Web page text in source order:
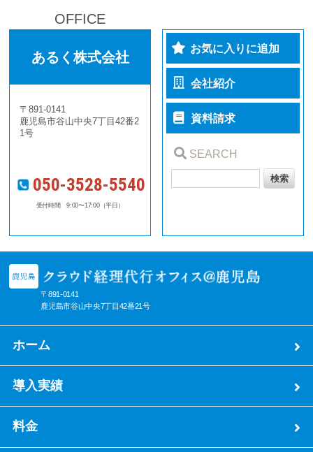
OFFICE
あるく株式会社
〒891-0141
鹿児島市谷山中央7丁目42番2
1号
050-3528-5540
受付時間 9:00〜17:00（平日）
お気に入りに追加
会社紹介
資料請求
SEARCH
〒891-0141
鹿児島市谷山中央7丁目42番21号
ホーム
導入実績
料金